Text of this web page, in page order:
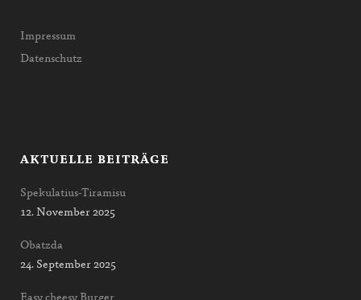
Impressum
Datenschutz
AKTUELLE BEITRÄGE
Spekulatius-Tiramisu
12. November 2025
Obatzda
24. September 2025